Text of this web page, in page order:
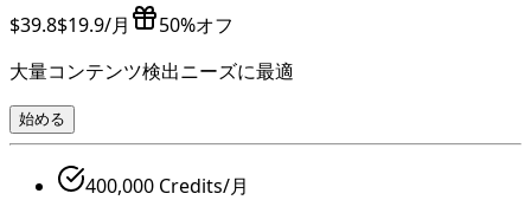
$39.8$19.9/月
50%オフ
大量コンテンツ検出ニーズに最適
始める
400,000 Credits/月